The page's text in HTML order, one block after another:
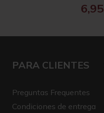
6,95
PARA CLIENTES
Preguntas Frequentes
Condiciones de entrega